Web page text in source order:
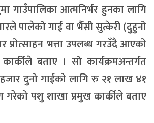
गाउँपालिका आत्मनिर्भर हुनका लागि
पालेको गाई वा भैँसी सुत्केरी (दुुहुनो
प्रोत्साहन भत्ता उपलब्ध गरउँदै आएको
बताए । सो कार्यक्रमअन्तर्गत
दुनो गाईको लागि रु २१ लाख ४१
गरेको पशु शाखा प्रमुख कार्कीले बताए